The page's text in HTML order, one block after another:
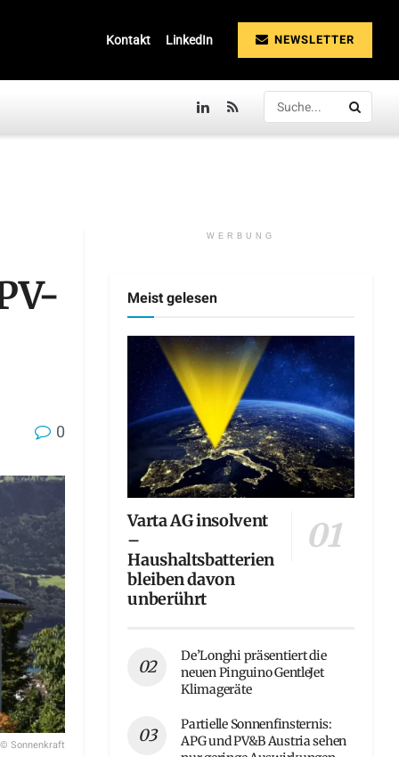
Kontakt LinkedIn NEWSLETTER
0
© Sonnenkraft
WERBUNG
Meist gelesen
Varta AG insolvent
–
Haushaltsbatterien
bleiben davon
unberührt
De’Longhi präsentiert die
neuen Pinguino GentleJet
Klimageräte
Partielle Sonnenfinsternis:
APG und PV&B Austria sehen